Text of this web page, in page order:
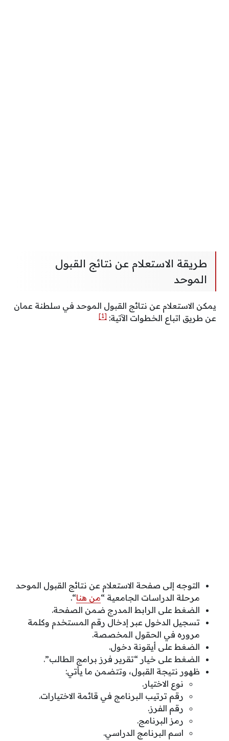
طريقة الاستعلام عن نتائج القبول
الموحد
يمكن الاستعلام عن نتائج القبول الموحد في سلطنة عمان
عن طريق اتباع الخطوات الآتية: [1]
التوجه إلى صفحة الاستعلام عن نتائج القبول الموحد
مرحلة الدراسات الجامعية “من هنا“.
الضغط على الرابط المدرج ضمن الصفحة.
تسجيل الدخول عبر إدخال رقم المستخدم وكلمة
مروره في الحقول المخصصة.
الضغط على أيقونة دخول.
الضغط على خيار “تقرير فرز برامج الطالب”.
ظهور نتيجة القبول، وتتضمن ما يأتي:
نوع الاختيار.
رقم ترتيب البرنامج في قائمة الاختيارات.
رقم الفرز.
رمز البرنامج.
اسم البرنامج الدراسي.